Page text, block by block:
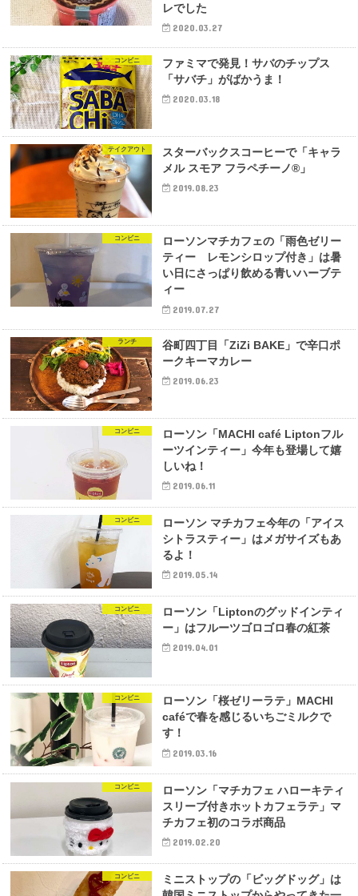
レでした
2020.03.27
コンビニ
ファミマで発見！サバのチップス
「サバチ」がばかうま！
2020.03.18
テイクアウト
スターバックスコーヒーで「キャラ
メル スモア フラペチーノ®」
2019.08.23
コンビニ
ローソンマチカフェの「雨色ゼリー
ティー レモンシロップ付き」は暑
い日にさっぱり飲める青いハーブテ
ィー
2019.07.27
ランチ
谷町四丁目「ZiZi BAKE」で辛口ポ
ークキーマカレー
2019.06.23
コンビニ
ローソン「MACHI café Liptonフル
ーツインティー」今年も登場して嬉
しいね！
2019.06.11
コンビニ
ローソン マチカフェ今年の「アイス
シトラスティー」はメガサイズもあ
るよ！
2019.05.14
コンビニ
ローソン「Liptonのグッドインティ
ー」はフルーツゴロゴロ春の紅茶
2019.04.01
コンビニ
ローソン「桜ゼリーラテ」MACHI
caféで春を感じるいちごミルクで
す！
2019.03.16
コンビニ
ローソン「マチカフェ ハローキティ
スリーブ付きホットカフェラテ」マ
チカフェ初のコラボ商品
2019.02.20
コンビニ
ミニストップの「ビッグドッグ」は